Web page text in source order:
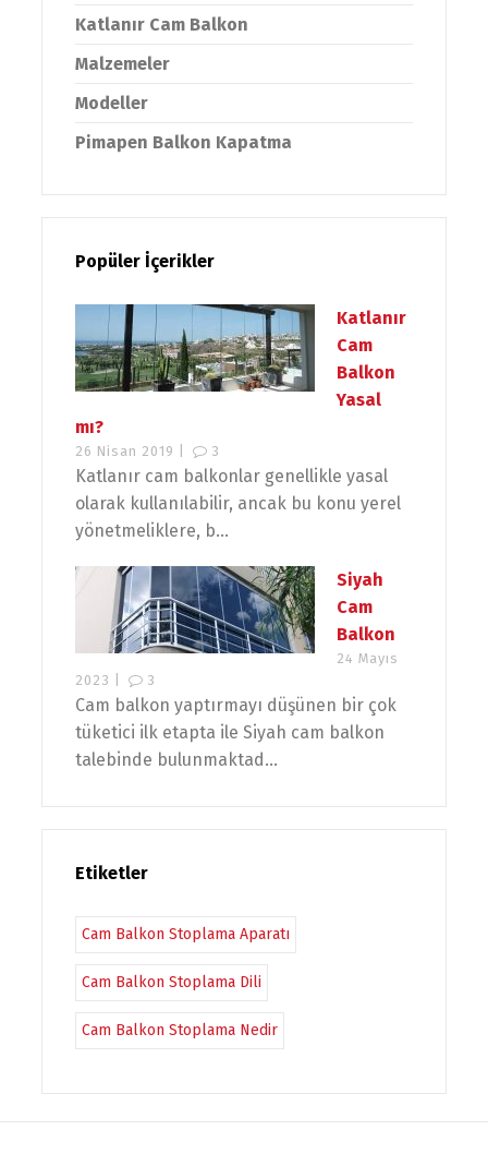
Katlanır Cam Balkon
Malzemeler
Modeller
Pimapen Balkon Kapatma
Popüler İçerikler
Katlanır
Cam
Balkon
Yasal
mı?
26 Nisan 2019 | 3
Katlanır cam balkonlar genellikle yasal
olarak kullanılabilir, ancak bu konu yerel
yönetmeliklere, b...
Siyah
Cam
Balkon
24 Mayıs
2023 |
3
Cam balkon yaptırmayı düşünen bir çok
tüketici ilk etapta ile Siyah cam balkon
talebinde bulunmaktad...
Etiketler
Cam Balkon Stoplama Aparatı
Cam Balkon Stoplama Dili
Cam Balkon Stoplama Nedir